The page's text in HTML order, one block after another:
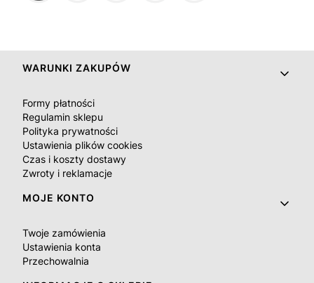
Linki w stopce
WARUNKI ZAKUPÓW
Formy płatności
Regulamin sklepu
Polityka prywatności
Ustawienia plików cookies
Czas i koszty dostawy
Zwroty i reklamacje
MOJE KONTO
Twoje zamówienia
Ustawienia konta
Przechowalnia